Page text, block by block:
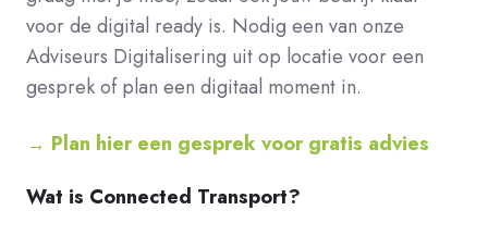
voor de digital ready is. Nodig een van onze
Adviseurs Digitalisering uit op locatie voor een
gesprek of plan een digitaal moment in.
→ Plan hier een gesprek voor gratis advies
Wat is Connected Transport?